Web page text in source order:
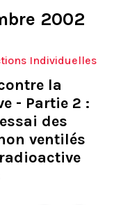
2002
Individuelles
la
- Partie 2 :
des
ventilés